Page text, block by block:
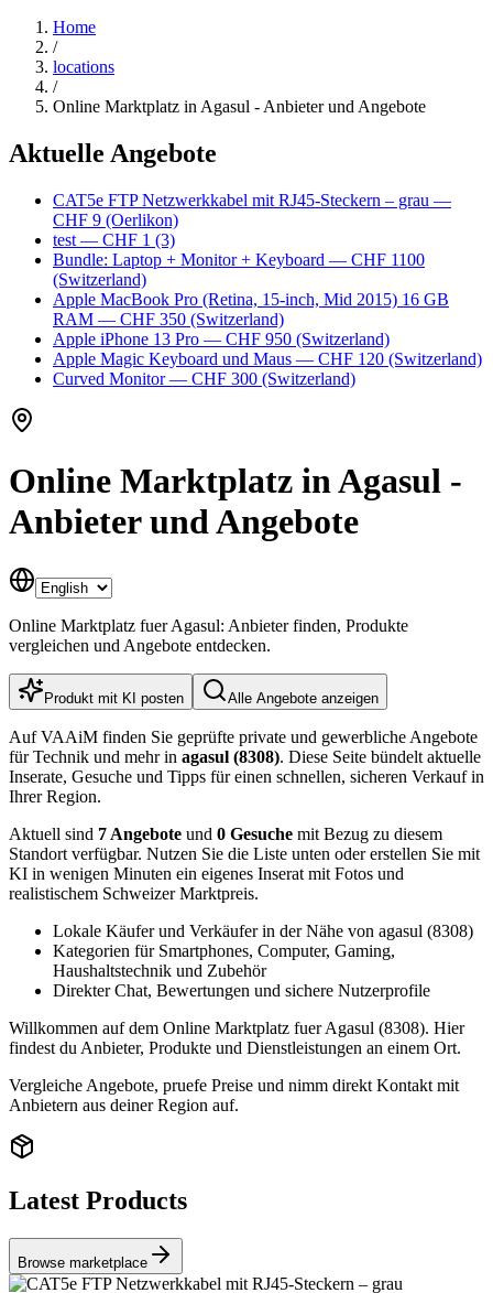
Home
/
locations
/
Online Marktplatz in Agasul - Anbieter und Angebote
Aktuelle Angebote
CAT5e FTP Netzwerkkabel mit RJ45-Steckern – grau —
CHF 9 (Oerlikon)
test — CHF 1 (3)
Bundle: Laptop + Monitor + Keyboard — CHF 1100
(Switzerland)
Apple MacBook Pro (Retina, 15-inch, Mid 2015) 16 GB
RAM — CHF 350 (Switzerland)
Apple iPhone 13 Pro — CHF 950 (Switzerland)
Apple Magic Keyboard und Maus — CHF 120 (Switzerland)
Curved Monitor— CHF 300 (Switzerland)
Online Marktplatz in Agasul -
Anbieter und Angebote
Online Marktplatz fuer Agasul: Anbieter finden, Produkte
vergleichen und Angebote entdecken.
Produkt mit KI posten Alle Angebote anzeigen
Auf VAAiM finden Sie geprüfte private und gewerbliche Angebote
für Technik und mehr in agasul (8308). Diese Seite bündelt aktuelle
Inserate, Gesuche und Tipps für einen schnellen, sicheren Verkauf in
Ihrer Region.
Aktuell sind 7 Angebote und 0 Gesuche mit Bezug zu diesem
Standort verfügbar. Nutzen Sie die Liste unten oder erstellen Sie mit
KI in wenigen Minuten ein eigenes Inserat mit Fotos und
realistischem Schweizer Marktpreis.
Lokale Käufer und Verkäufer in der Nähe von agasul (8308)
Kategorien für Smartphones, Computer, Gaming,
Haushaltstechnik und Zubehör
Direkter Chat, Bewertungen und sichere Nutzerprofile
Willkommen auf dem Online Marktplatz fuer Agasul (8308). Hier
findest du Anbieter, Produkte und Dienstleistungen an einem Ort.
Vergleiche Angebote, pruefe Preise und nimm direkt Kontakt mit
Anbietern aus deiner Region auf.
Latest Products
Browse marketplace